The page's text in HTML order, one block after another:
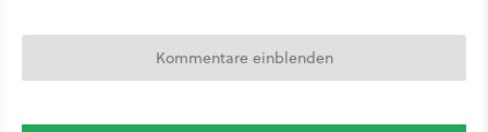
Kommentare einblenden